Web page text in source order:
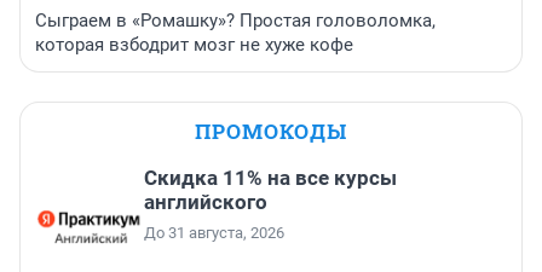
Сыграем в «Ромашку»? Простая головоломка,
которая взбодрит мозг не хуже кофе
ПРОМОКОДЫ
Скидка 11% на все курсы
английского
До 31 августа, 2026